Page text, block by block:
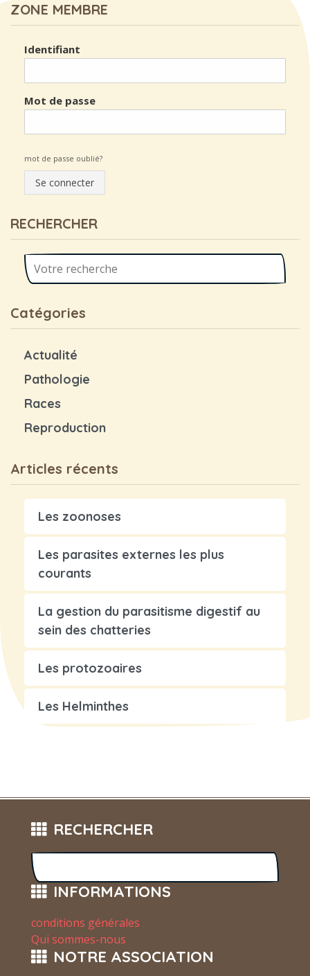
ZONE MEMBRE
Identifiant
Mot de passe
mot de passe oublié?
Se connecter
RECHERCHER
Catégories
Actualité
Pathologie
Races
Reproduction
Articles récents
Les zoonoses
Les parasites externes les plus
courants
La gestion du parasitisme digestif au
sein des chatteries
Les protozoaires
Les Helminthes
RECHERCHER
INFORMATIONS
conditions générales
Qui sommes-nous
NOTRE ASSOCIATION